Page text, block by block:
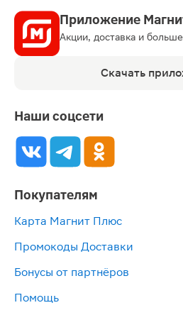
Приложение
Акции, доставка и
Скачать
Наши соцсети
Покупателям
Карта Магнит Плюс
Промокоды Доставки
Бонусы от партнёров
Помощь